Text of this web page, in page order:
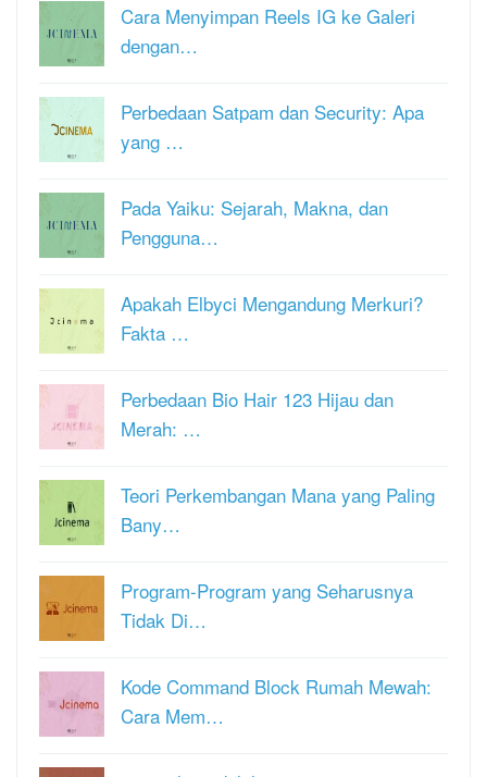
Cara Menyimpan Reels IG ke Galeri
dengan…
Perbedaan Satpam dan Security: Apa
yang …
Pada Yaiku: Sejarah, Makna, dan
Pengguna…
Apakah Elbyci Mengandung Merkuri?
Fakta …
Perbedaan Bio Hair 123 Hijau dan
Merah: …
Teori Perkembangan Mana yang Paling
Bany…
Program-Program yang Seharusnya
Tidak Di…
Kode Command Block Rumah Mewah:
Cara Mem…